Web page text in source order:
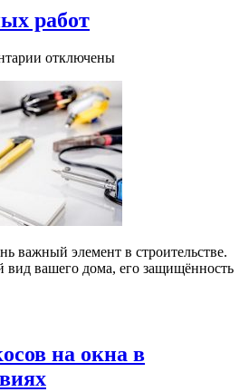
работ
к
Виды
отделочных
работ
отключены
важный элемент в строительстве.
вид вашего дома, его защищённость
на окна в